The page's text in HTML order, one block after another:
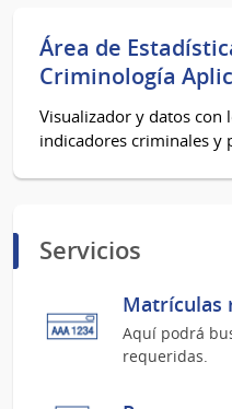
Área de
Criminología
Visualizador y datos con
indicadores criminales y
Servicios
Matrículas
Aquí podrá
requeridas.